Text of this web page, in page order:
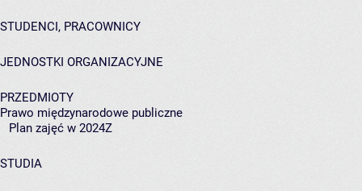
STUDENCI, PRACOWNICY
JEDNOSTKI ORGANIZACYJNE
PRZEDMIOTY
Prawo międzynarodowe publiczne
Plan zajęć w 2024Z
STUDIA